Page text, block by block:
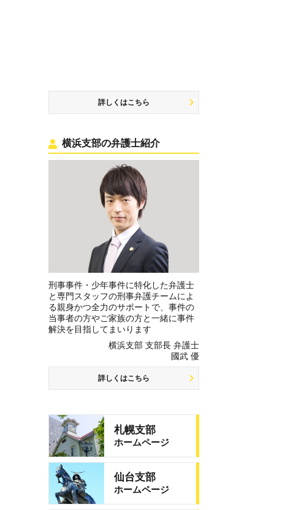
詳しくはこちら
横浜支部の弁護士紹介
刑事事件・少年事件に特化した弁護士
と専門スタッフの刑事弁護チームによ
る親身かつ全力のサポートで、事件の
当事者の方やご家族の方と一緒に事件
解決を目指してまいります
横浜支部 支部長 弁護士
國武 優
詳しくはこちら
札幌支部
ホームページ
仙台支部
ホームページ